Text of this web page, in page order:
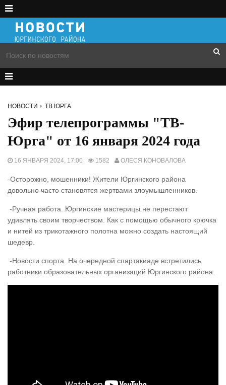
НОВОСТИ ТВ ЮРГА
Эфир телепрограммы "ТВ-
Юрга" от 16 января 2024 года
16 ЯНВАРЯ 2024, 17:00 1582 ОЛЕСЯ КОНОВАЛОВА
-Осторожно, мошенники! Жители Юргинского района
довольно часто становятся жертвами злоумышленников.
-Ручная работа. Юргинские мастерицы не перестают
удивлять своим творчеством. Как с помощью обычного крючка
и нитей из трикотажного полотна можно создать настоящий
шедевр.
-Новости спорта. На очередной спартакиаде встретились
работники образовательных организаций Юргинского района.